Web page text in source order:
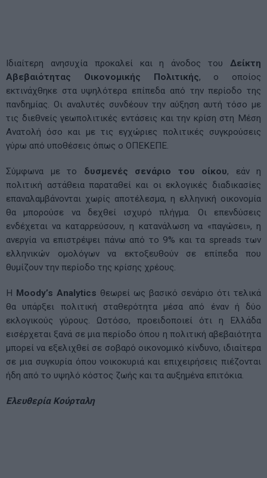
Ιδιαίτερη ανησυχία προκαλεί και η άνοδος του Δείκτη
Αβεβαιότητας Οικονομικής Πολιτικής, ο οποίος
εκτινάχθηκε στα υψηλότερα επίπεδα από την περίοδο της
πανδημίας. Οι αναλυτές συνδέουν την αύξηση αυτή τόσο με
τις διεθνείς γεωπολιτικές εντάσεις και την κρίση στη Μέση
Ανατολή όσο και με τις εγχώριες πολιτικές συγκρούσεις
γύρω από υποθέσεις όπως ο ΟΠΕΚΕΠΕ.
Σύμφωνα με το δυσμενές σενάριο του οίκου, εάν η
πολιτική αστάθεια παραταθεί και οι εκλογικές διαδικασίες
επαναλαμβάνονται χωρίς αποτέλεσμα, η ελληνική οικονομία
θα μπορούσε να δεχθεί ισχυρό πλήγμα. Οι επενδύσεις
ενδέχεται να καταρρεύσουν, η κατανάλωση να «παγώσει», η
ανεργία να επιστρέψει πάνω από το 9% και τα spreads των
ελληνικών ομολόγων να εκτοξευθούν σε επίπεδα που
θυμίζουν την περίοδο της κρίσης χρέους.
Η Moody’s Analytics θεωρεί ως βασικό σενάριο ότι τελικά
θα υπάρξει πολιτική σταθερότητα μέσα από έναν ή δύο
εκλογικούς γύρους. Ωστόσο, προειδοποιεί ότι η Ελλάδα
εισέρχεται ξανά σε μια περίοδο όπου η πολιτική αβεβαιότητα
μπορεί να εξελιχθεί σε σοβαρό οικονομικό κίνδυνο, ιδιαίτερα
σε μια συγκυρία όπου νοικοκυριά και επιχειρήσεις πιέζονται
ήδη από το υψηλό κόστος ζωής και τα αυξημένα επιτόκια.
Ελευθερία Κούρταλη